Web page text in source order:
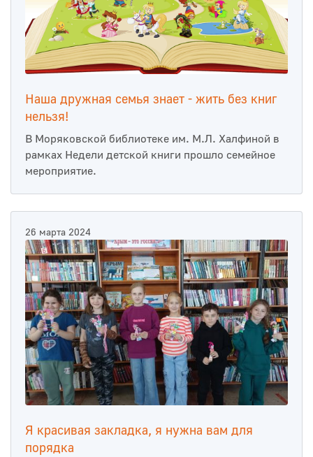
Наша дружная семья знает - жить без книг
нельзя!
В Моряковской библиотеке им. М.Л. Халфиной в
рамках Недели детской книги прошло семейное
мероприятие.
26 марта 2024
Я красивая закладка, я нужна вам для
порядка